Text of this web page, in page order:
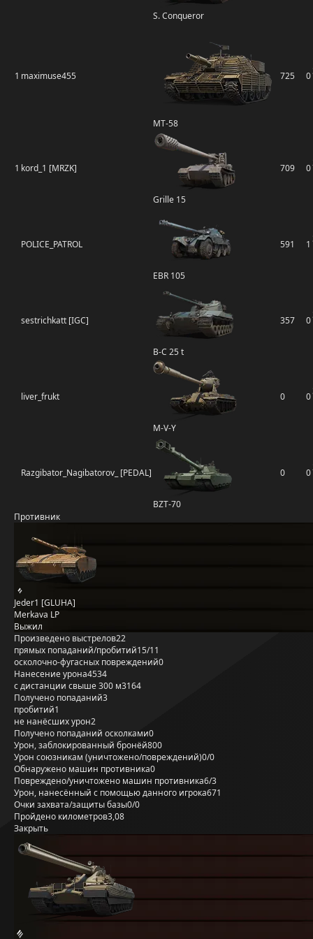
S. Conqueror
1 maximuse455
MT-58
725 0
1 kord_1 [MRZK]
Grille 15
709 0
POLICE_PATROL
EBR 105
591 1
sestrichkatt [IGC]
B-C 25 t
357 0
liver_frukt
M-V-Y
0 0
Razgibator_Nagibatorov_ [PEDAL]
BZT-70
0 0
Противник
Jeder1 [GLUHA]
Merkava LP
Выжил
Произведено выстрелов22
прямых попаданий/пробитий15/11
осколочно-фугасных повреждений0
Нанесение урона4534
с дистанции свыше 300 м3164
Получено попаданий3
пробитий1
не нанёсших урон2
Получено попаданий осколками0
Урон, заблокированный бронёй800
Урон союзникам (уничтожено/повреждений)0/0
Обнаружено машин противника0
Повреждено/уничтожено машин противника6/3
Урон, нанесённый с помощью данного игрока671
Очки захвата/защиты базы0/0
Пройдено километров3,08
Закрыть